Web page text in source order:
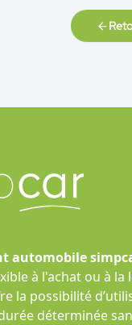
automobile
à l'achat ou à la
la possibilité
déterminée